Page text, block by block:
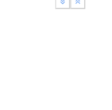
Show less
See moreShow less
See more